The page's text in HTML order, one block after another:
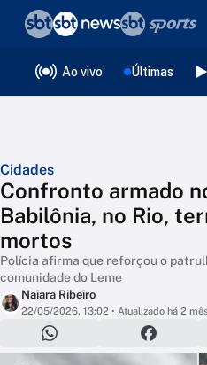
Ao vivo Últimas
Cidades
Confronto armado
Babilônia, no Rio,
mortos
Polícia afirma que reforçou o
comunidade do Leme
Naiara Ribeiro
22/05/2026, 13:02 • Atualizado há 2
❮voltar
Editorias